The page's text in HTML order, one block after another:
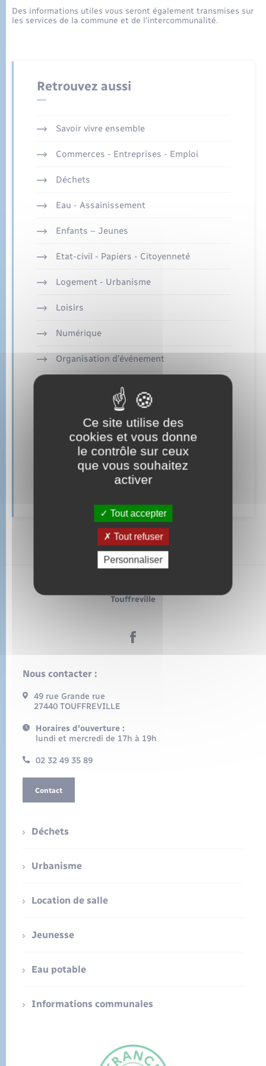
Parrainage civil
Recensement
Logement - Urbanisme
Loisirs
Numérique
Organisation d’événement
Seniors
Transports
Voirie et espace public
Travaux - Autorisation d’occupation de l’espace
public
Compétences
Présentation de la commune
Publications
Des informations utiles vous seront également transmises sur
les services de la commune et de l’intercommunalité.
Retrouvez aussi
Savoir vivre ensemble
Commerces - Entreprises - Emploi
Déchets
Eau - Assainissement
Enfants – Jeunes
Etat-civil - Papiers - Citoyenneté
Logement - Urbanisme
Loisirs
Numérique
Organisation d’événement
Sécurité - Prévention
Seniors
Transports
Voirie et espace public
Touffreville
Nous contacter :
49 rue Grande rue
27440 TOUFFREVILLE
Horaires d'ouverture :
lundi et mercredi de 17h à 19h
02 32 49 35 89
Contact
Déchets
Urbanisme
Location de salle
Jeunesse
Eau potable
Informations communales
Ce site utilise des
cookies et vous donne
le contrôle sur ceux
que vous souhaitez
activer
Tout accepter
Tout refuser
Personnaliser